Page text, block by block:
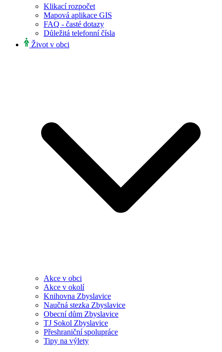
Klikací rozpočet
Mapová aplikace GIS
FAQ - časté dotazy
Důležitá telefonní čísla
Život v obci
Akce v obci
Akce v okolí
Knihovna Zbyslavice
Naučná stezka Zbyslavice
Obecní dům Zbyslavice
TJ Sokol Zbyslavice
Přeshraniční spolupráce
Tipy na výlety